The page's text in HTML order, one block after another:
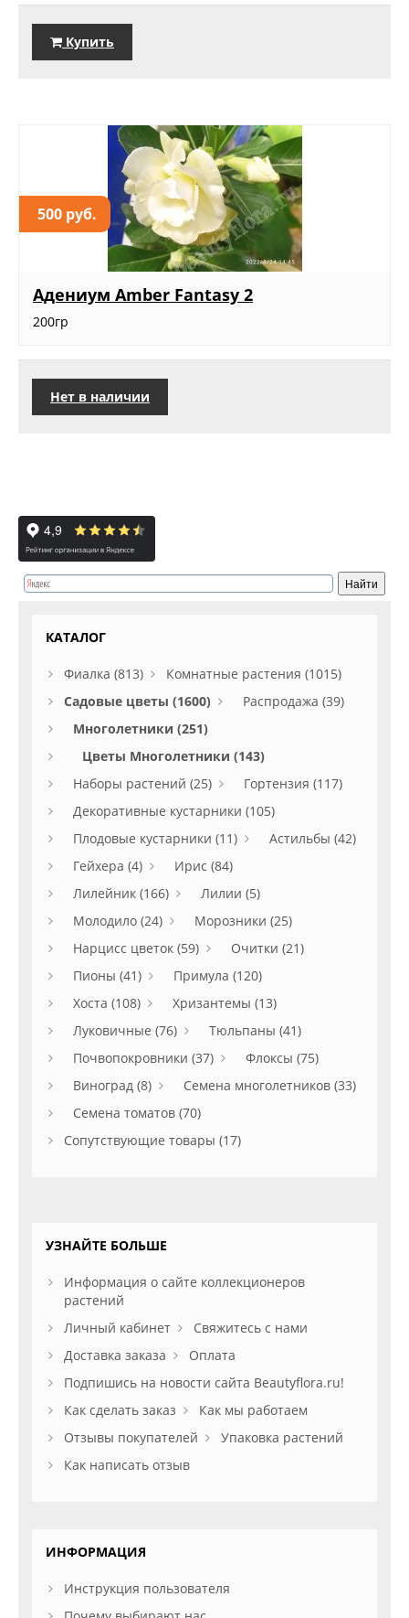
Купить
500 руб.
Адениум Amber Fantasy 2
200гр
Нет в наличии
КАТАЛОГ
Фиалка (813)
Комнатные растения (1015)
Садовые цветы (1600)
Распродажа (39)
Многолетники (251)
Цветы Многолетники (143)
Наборы растений (25)
Гортензия (117)
Декоративные кустарники (105)
Плодовые кустарники (11)
Астильбы (42)
Гейхера (4)
Ирис (84)
Лилейник (166)
Лилии (5)
Молодило (24)
Морозники (25)
Нарцисс цветок (59)
Очитки (21)
Пионы (41)
Примула (120)
Хоста (108)
Хризантемы (13)
Луковичные (76)
Тюльпаны (41)
Почвопокровники (37)
Флоксы (75)
Виноград (8)
Семена многолетников (33)
Семена томатов (70)
Сопутствующие товары (17)
УЗНАЙТЕ БОЛЬШЕ
Информация о сайте коллекционеров
растений
Личный кабинет
Свяжитесь с нами
Доставка заказа
Оплата
Подпишись на новости сайта Beautyflora.ru!
Как сделать заказ
Как мы работаем
Отзывы покупателей
Упаковка растений
Как написать отзыв
ИНФОРМАЦИЯ
Инструкция пользователя